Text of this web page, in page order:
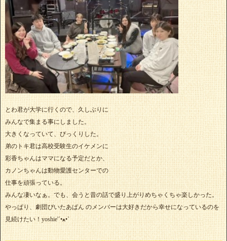
とわ君が大学に行くので、久しぶりに
みんなで集まる事にしました。
大きくなっていて、びっくりした。
弟のトキ君は高校受験生のイケメンに
彩香ちゃんはママになる予定だとか、
カノンちゃんは動物愛護センターでの
仕事を頑張っている。
みんな凄いなぁ。でも、会うと昔の話で盛り上がりめちゃくちゃ楽しかった。
やっぱり、劇団ぴいたあぱん のメンバーは大好きだから幸せになっているのを
見続けたい！yoshie'‎´•ﻌ•`